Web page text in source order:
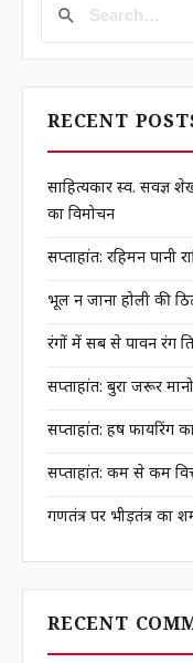
RECENT
साहित्यकार स्व.
का विमोचन
सप्ताहांत: रहिमन पानी
भूल न जाना होली की
रंगों में सब से पावन रंग
सप्ताहांत: बुरा जरूर
सप्ताहांत: हर्ष फायरिंग
सप्ताहांत: कम से कम
गणतंत्र पर भीड़तंत्र का
RECENT